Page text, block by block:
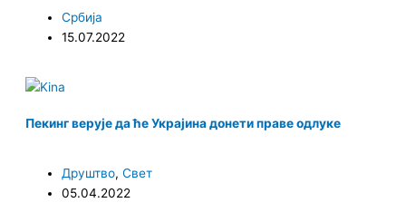
Србија
15.07.2022
Пекинг верује да ће Украјина донети праве одлуке
Друштво, Свет
05.04.2022